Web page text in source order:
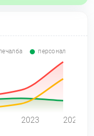
персонал
2023 2024